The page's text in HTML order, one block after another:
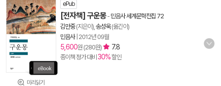
미리읽기
ePub
[전자책] 구운몽- 민음사 세계문학전집 72
김만중(지은이), 송성욱(옮긴이)
민음사| 2012년 09월
5,600원 (280원) 7.8
종이책 정가 대비 30%할인